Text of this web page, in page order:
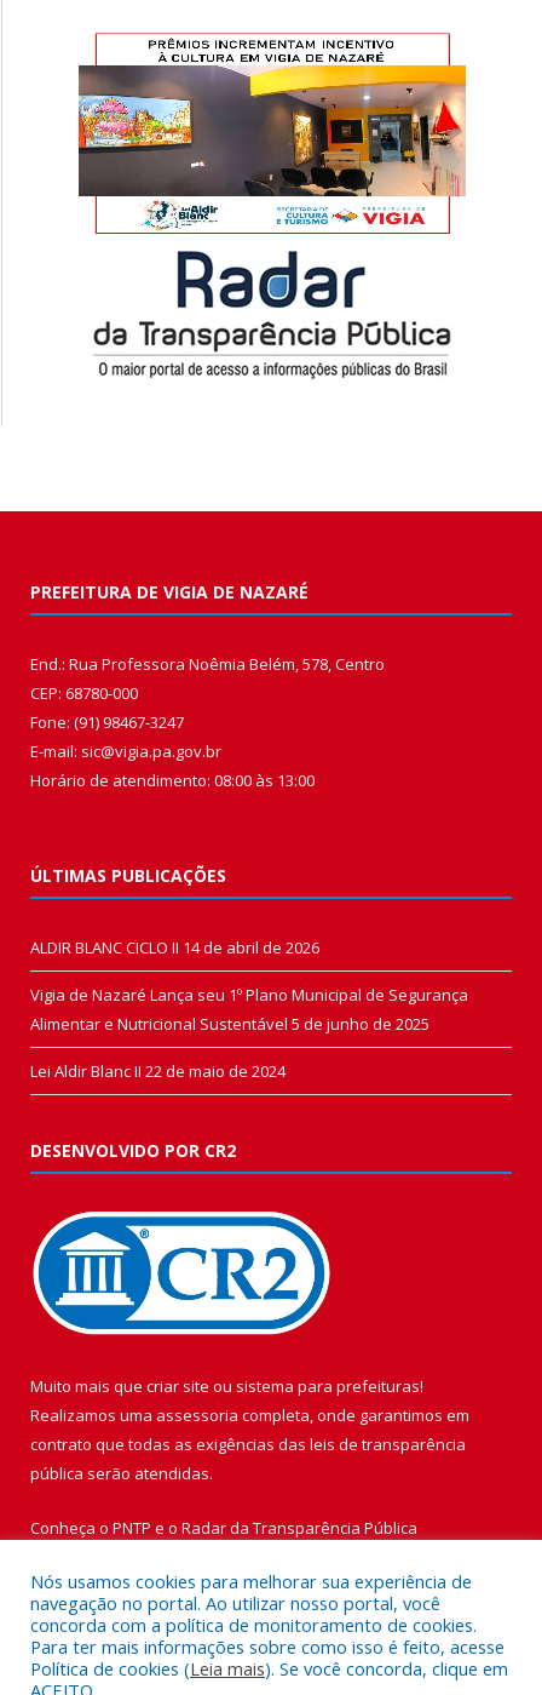
PREFEITURA DE VIGIA DE NAZARÉ
End.: Rua Professora Noêmia Belém, 578, Centro
CEP: 68780-000
Fone: (91) 98467-3247
E-mail: sic@vigia.pa.gov.br
Horário de atendimento: 08:00 às 13:00
ÚLTIMAS PUBLICAÇÕES
ALDIR BLANC CICLO II 14 de abril de 2026
Vigia de Nazaré Lança seu 1º Plano Municipal de Segurança
Alimentar e Nutricional Sustentável 5 de junho de 2025
Lei Aldir Blanc II 22 de maio de 2024
DESENVOLVIDO POR CR2
Muito mais que criar site ou sistema para prefeituras!
Realizamos uma assessoria completa, onde garantimos em
contrato que todas as exigências das leis de transparência
pública serão atendidas.
Conheça o PNTP e o Radar da Transparência Pública
Todos os direitos reservados a Prefeitura Municipal de Vigia de
Nazaré.
Nós usamos cookies para melhorar sua experiência de
navegação no portal. Ao utilizar nosso portal, você
concorda com a política de monitoramento de cookies.
Para ter mais informações sobre como isso é feito, acesse
Política de cookies (Leia mais). Se você concorda, clique em
ACEITO.